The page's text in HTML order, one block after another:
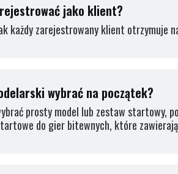
rejestrować jako klient?
każdy zarejestrowany klient otrzymuje
wybrać na początek?
prosty model lub zestaw startowy,
do gier bitewnych, które